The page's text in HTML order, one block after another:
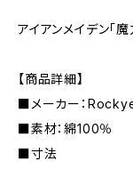
アイアンメイデン「
【商品詳細】
■メーカー：
■素材：綿100％
■寸法